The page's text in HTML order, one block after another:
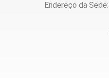
Endereço da Sede: